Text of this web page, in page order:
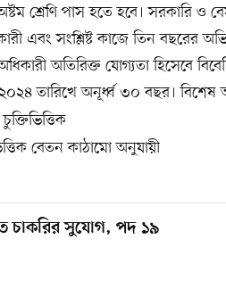
শ্রেণি পাস হতে হবে। সরকারি ও
এবং সংশ্লিষ্ট কাজে তিন বছরের
অতিরিক্ত যোগ্যতা হিসেবে
তারিখে অনূর্ধ্ব ৩০ বছর। বিশেষ
চুক্তিভিত্তিক
বেতন কাঠামো অনুযায়ী
চাকরির সুযোগ, পদ ১৯